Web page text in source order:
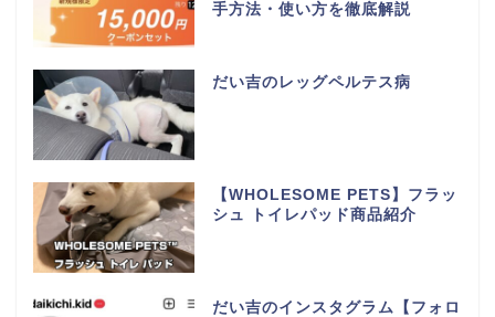
手方法・使い方を徹底解説
だい吉のレッグペルテス病
【WHOLESOME PETS】フラッ
シュ トイレパッド商品紹介
だい吉のインスタグラム【フォロ